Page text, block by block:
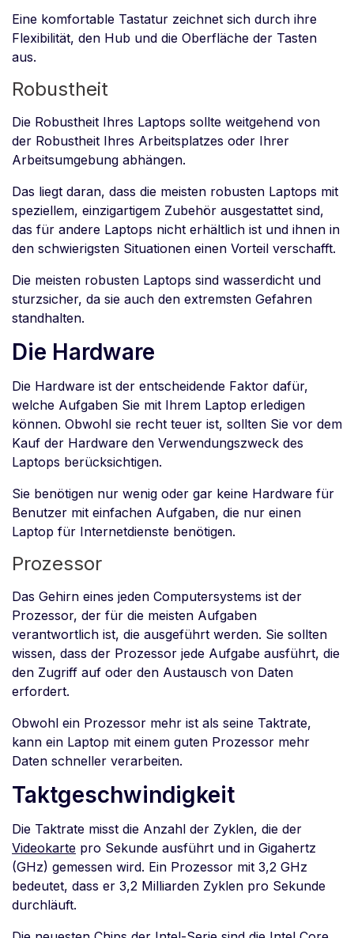
Eine komfortable Tastatur zeichnet sich durch ihre
Flexibilität, den Hub und die Oberfläche der Tasten
aus.
Robustheit
Die Robustheit Ihres Laptops sollte weitgehend von
der Robustheit Ihres Arbeitsplatzes oder Ihrer
Arbeitsumgebung abhängen.
Das liegt daran, dass die meisten robusten Laptops mit
speziellem, einzigartigem Zubehör ausgestattet sind,
das für andere Laptops nicht erhältlich ist und ihnen in
den schwierigsten Situationen einen Vorteil verschafft.
Die meisten robusten Laptops sind wasserdicht und
sturzsicher, da sie auch den extremsten Gefahren
standhalten.
Die Hardware
Die Hardware ist der entscheidende Faktor dafür,
welche Aufgaben Sie mit Ihrem Laptop erledigen
können. Obwohl sie recht teuer ist, sollten Sie vor dem
Kauf der Hardware den Verwendungszweck des
Laptops berücksichtigen.
Sie benötigen nur wenig oder gar keine Hardware für
Benutzer mit einfachen Aufgaben, die nur einen
Laptop für Internetdienste benötigen.
Prozessor
Das Gehirn eines jeden Computersystems ist der
Prozessor, der für die meisten Aufgaben
verantwortlich ist, die ausgeführt werden. Sie sollten
wissen, dass der Prozessor jede Aufgabe ausführt, die
den Zugriff auf oder den Austausch von Daten
erfordert.
Obwohl ein Prozessor mehr ist als seine Taktrate,
kann ein Laptop mit einem guten Prozessor mehr
Daten schneller verarbeiten.
Taktgeschwindigkeit
Die Taktrate misst die Anzahl der Zyklen, die der
Videokarte pro Sekunde ausführt und in Gigahertz
(GHz) gemessen wird. Ein Prozessor mit 3,2 GHz
bedeutet, dass er 3,2 Milliarden Zyklen pro Sekunde
durchläuft.